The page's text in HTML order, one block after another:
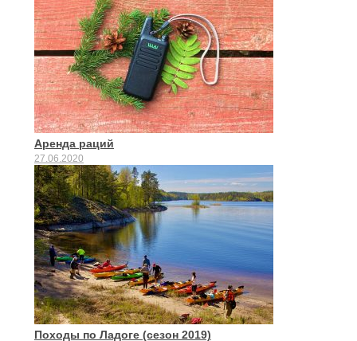
Аренда раций
27.06.2020
Походы по Ладоге (сезон 2019)